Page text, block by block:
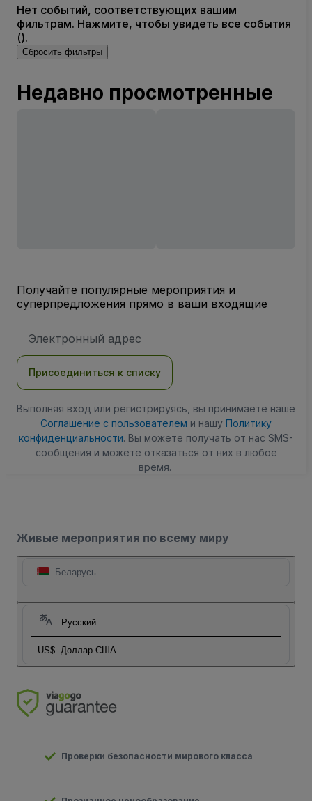
Нет событий, соответствующих вашим
фильтрам. Нажмите, чтобы увидеть все события
().
Сбросить фильтры
Недавно просмотренные
Получайте популярные мероприятия и
суперпредложения прямо в ваши входящие
электронной
Присоединиться к списку
Выполняя вход или регистрируясь, вы принимаете наше
Соглашение с пользователем и нашу Политику
конфиденциальности. Вы можете получать от нас SMS-
сообщения и можете отказаться от них в любое
время.
Живые мероприятия по всему миру
Беларусь
Русский
US$ Доллар США
Проверки безопасности мирового класса